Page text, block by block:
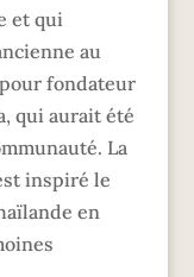
et qui
au
fondateur
qui aurait été
La
inspiré le
en